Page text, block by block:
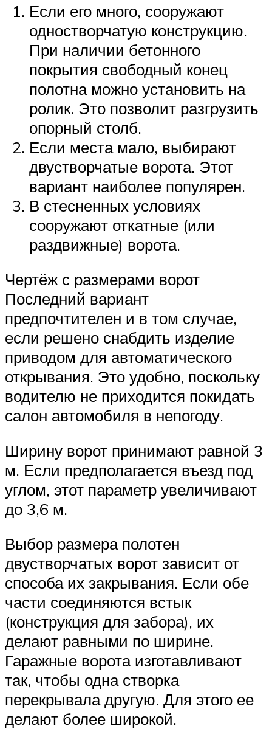
Если его много, сооружают
одностворчатую конструкцию.
При наличии бетонного
покрытия свободный конец
полотна можно установить на
ролик. Это позволит разгрузить
опорный столб.
Если места мало, выбирают
двустворчатые ворота. Этот
вариант наиболее популярен.
В стесненных условиях
сооружают откатные (или
раздвижные) ворота.
Чертёж с размерами ворот
Последний вариант
предпочтителен и в том случае,
если решено снабдить изделие
приводом для автоматического
открывания. Это удобно, поскольку
водителю не приходится покидать
салон автомобиля в непогоду.
Ширину ворот принимают равной 3
м. Если предполагается въезд под
углом, этот параметр увеличивают
до 3,6 м.
Выбор размера полотен
двустворчатых ворот зависит от
способа их закрывания. Если обе
части соединяются встык
(конструкция для забора), их
делают равными по ширине.
Гаражные ворота изготавливают
так, чтобы одна створка
перекрывала другую. Для этого ее
делают более широкой.